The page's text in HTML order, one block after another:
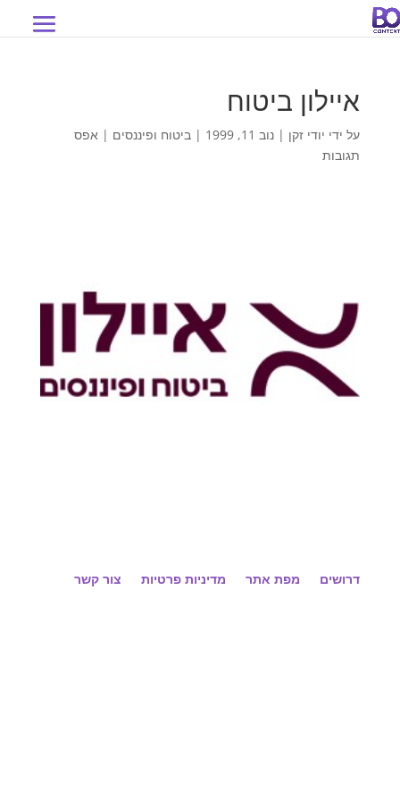
איילון ביטוח
על ידי יודי זקן | נוב 11, 1999 | ביטוח ופיננסים | אפס
תגובות
דרושים מפת אתר מדיניות פרטיות צור קשר